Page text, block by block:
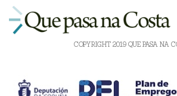
COPYRIGHT 2019 QUE PASA NA